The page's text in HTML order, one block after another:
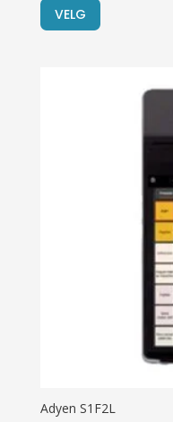
VELG
Adyen S1F2L